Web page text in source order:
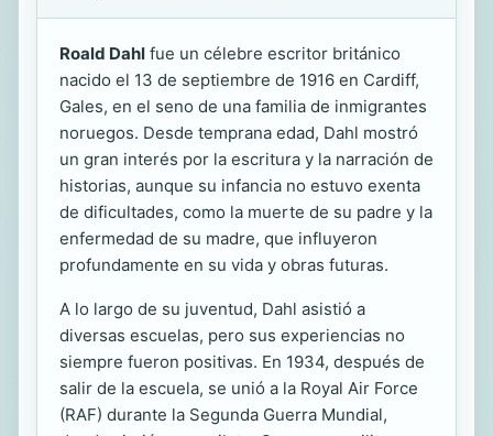
Roald Dahl fue un célebre escritor británico
nacido el 13 de septiembre de 1916 en Cardiff,
Gales, en el seno de una familia de inmigrantes
noruegos. Desde temprana edad, Dahl mostró
un gran interés por la escritura y la narración de
historias, aunque su infancia no estuvo exenta
de dificultades, como la muerte de su padre y la
enfermedad de su madre, que influyeron
profundamente en su vida y obras futuras.
A lo largo de su juventud, Dahl asistió a
diversas escuelas, pero sus experiencias no
siempre fueron positivas. En 1934, después de
salir de la escuela, se unió a la Royal Air Force
(RAF) durante la Segunda Guerra Mundial,